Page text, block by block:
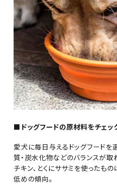
■ドッグフードの原材料をチェッ
愛犬に毎日与えるドッグフードを
質・炭水化物などのバランスが取
チキン、とくにササミを使ったも
低めの傾向。